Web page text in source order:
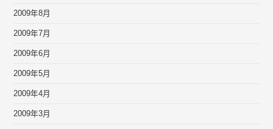
2009年8月
2009年7月
2009年6月
2009年5月
2009年4月
2009年3月